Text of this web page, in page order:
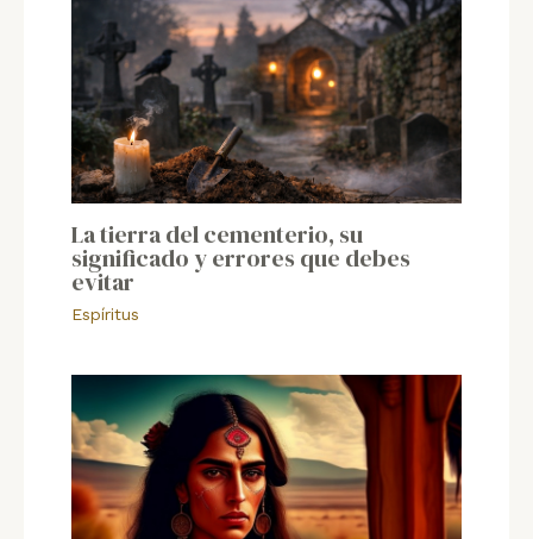
La tierra del cementerio, su
significado y errores que debes
evitar
Espíritus